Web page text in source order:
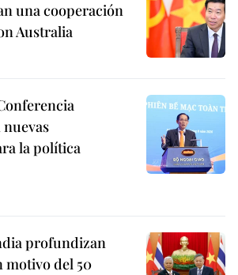
una cooperación
Australia
la política
profundizan
motivo del 50